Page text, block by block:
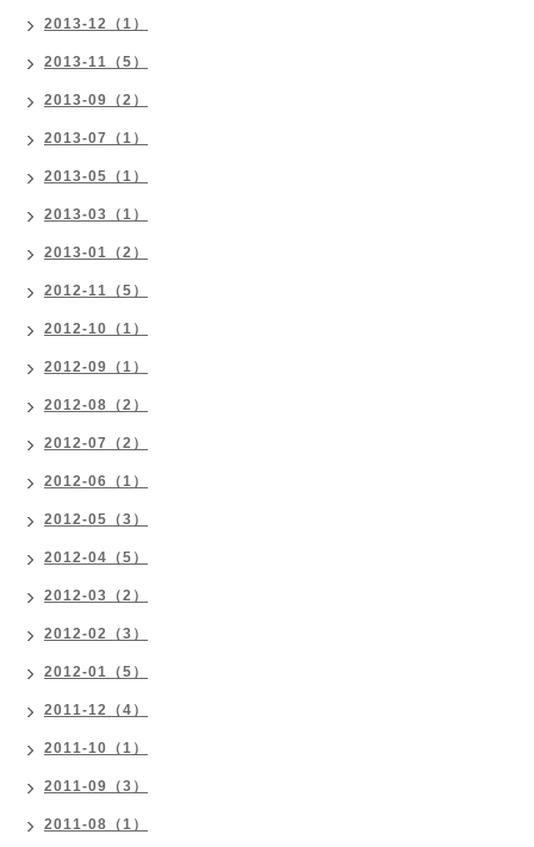
2013-12（1）
2013-11（5）
2013-09（2）
2013-07（1）
2013-05（1）
2013-03（1）
2013-01（2）
2012-11（5）
2012-10（1）
2012-09（1）
2012-08（2）
2012-07（2）
2012-06（1）
2012-05（3）
2012-04（5）
2012-03（2）
2012-02（3）
2012-01（5）
2011-12（4）
2011-10（1）
2011-09（3）
2011-08（1）